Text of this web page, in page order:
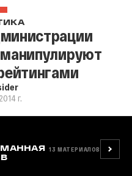
г.
13 МАТЕРИАЛОВ